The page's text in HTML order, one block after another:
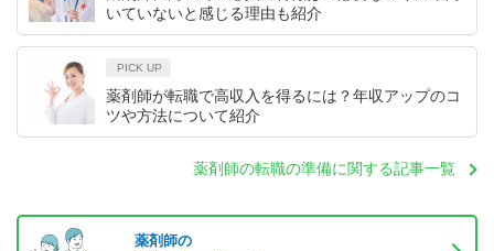
いていないと感じる理由も紹介
PICK UP
薬剤師が転職で高収入を得るには？年収アップのコ
ツや方法について紹介
薬剤師の転職の準備に関する記事一覧
薬剤師の